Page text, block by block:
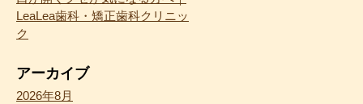
LeaLea歯科・矯正歯科クリニッ
ク
アーカイブ
2026年8月